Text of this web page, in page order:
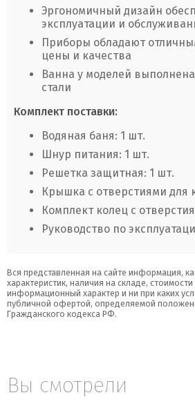
Эргономичный дизайн
эксплуатации и
Приборы обладают
цены и качества
Ванна у моделей
стали
Комплект поставки:
Водяная баня: 1 шт.
Шнур питания: 1 шт.
Решетка защитная: 1 шт.
Крышка с отверстиями для
Комплект колец с
Руководство по
Вся представленная на сайте информация,
характеристик, наличия на складе,
информационный характер и ни при каких
публичной офертой, определяемой
Гражданского кодекса РФ.
Вы смотрели